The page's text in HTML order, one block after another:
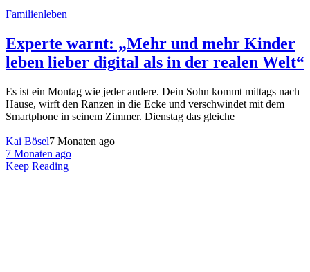
Familienleben
Experte warnt: „Mehr und mehr Kinder
leben lieber digital als in der realen Welt“
Es ist ein Montag wie jeder andere. Dein Sohn kommt mittags nach
Hause, wirft den Ranzen in die Ecke und verschwindet mit dem
Smartphone in seinem Zimmer. Dienstag das gleiche
Kai Bösel7 Monaten ago
7 Monaten ago
Keep Reading